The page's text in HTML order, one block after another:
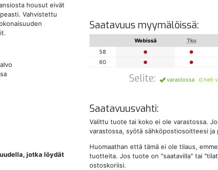
Saatavuus myymälöissä:
Webissä Tku
58
60
Selite: varastossa heti
Saatavuusvahti:
Valittu tuote tai koko ei ole varastossa.
varastossa, syötä sähköpostiosoitteesi ja
Huomaathan että tämä ei ole tilaus,
tuotteita. Jos tuote on "saatavilla" tai
ostoskoriisi.
housut eivät
Vahvistettu
jotka löydät